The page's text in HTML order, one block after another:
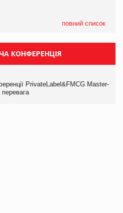
повний список
КОНФЕРЕНЦІЯ
PrivateLabel&FMCG Master-